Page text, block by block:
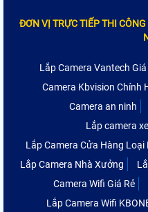
ĐƠN VỊ TRỰC TIẾP THI
Lắp Camera Vantech Giá
Camera Kbvision Chính
Camera an ninh
Lắp camera
Lắp Camera Cửa Hàng Loại
Lắp Camera Nhà Xưởng
Camera Wifi Giá Rẻ
Lắp Camera Wifi